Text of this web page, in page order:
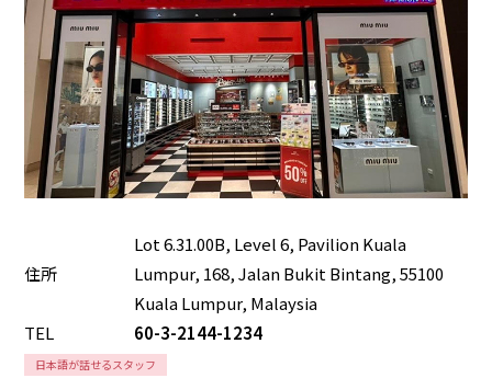
住所
Lot 6.31.00B, Level 6, Pavilion Kuala
Lumpur, 168, Jalan Bukit Bintang, 55100
Kuala Lumpur, Malaysia
TEL
60-3-2144-1234
日本語が話せるスタッフ